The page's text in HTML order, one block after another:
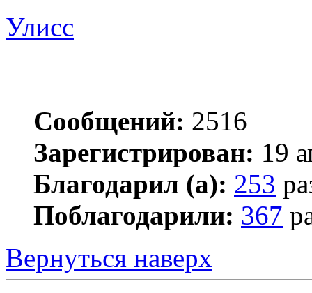
Улисс
Сообщений: 2516
Зарегистрирован: 19
Благодарил (а): 253
Поблагодарили: 367
Вернуться наверх